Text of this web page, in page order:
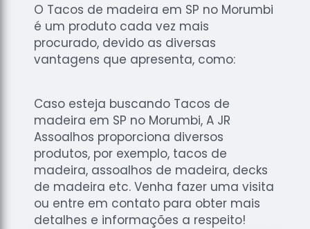
Raspagem
de Tacos
de
Madeiras
Tacos de
Madeiras
O Tacos de madeira em SP no Morumbi
é um produto cada vez mais
procurado, devido as diversas
vantagens que apresenta, como:
Caso esteja buscando Tacos de
madeira em SP no Morumbi, A JR
Assoalhos proporciona diversos
produtos, por exemplo, tacos de
madeira, assoalhos de madeira, decks
de madeira etc. Venha fazer uma visita
ou entre em contato para obter mais
detalhes e informações a respeito!